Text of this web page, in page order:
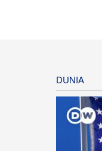
DUNIA